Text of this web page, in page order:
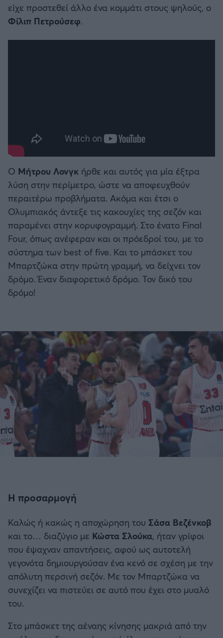
είχε προστεθεί άλλο ένα κομμάτι στους ψηλούς, ο
Φίλιπ Πετρούσεφ.
Ο Μήτρου Λονγκ ήρθε και αυτός για μία έξτρα
λύση στην περίμετρο, ώστε να αποφευχθούν
περαιτέρω προβλήματα. Ακόμα και έτσι ο
Ολυμπιακός άντεξε τις κακουχίες της σεζόν και
παραμένει στην κορυφογραμμή. Στο ένατο Final
Four, όπως ανέφεραν και οι πρόεδροί του, με το
σύστημα των best of five. Και το μπάσκετ του
Μπαρτζώκα στην πρώτη γραμμή, να δείχνει τον
δρόμο. Έναν διαφορετικό δρόμο. Τον δικό του
δρόμο!
Η προσαρμογή
Καλώς ή κακώς η αποχώρηση του Σάσα Βεζένκοβ
και το… διαζύγιο με Κώστα Σλούκα, ήταν γρίφοι
που έψαχναν απαντήσεις, αφού ως αυτοτελή
γεγονότα δημιουργούσαν ένα κενό σε σχέση με την
απόλυτη περσινή σεζόν. Με τον Μπαρτζώκα να
συνεχίζει να πιστεύει σε αυτό που έχει στο μυαλό
του.
Στο μπάσκετ της αέναης κίνησης μακριά από την